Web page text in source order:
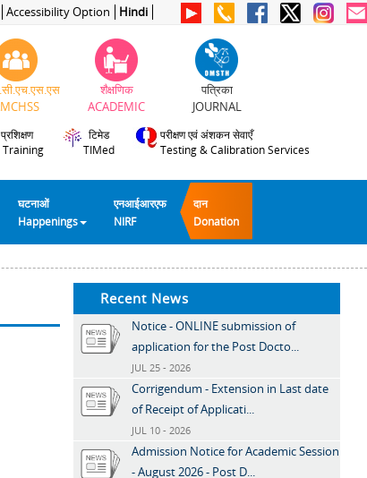
Accessibility Option Hindi
शैक्षणिक
ACADEMIC
पत्रिका
JOURNAL
Training
टिमेड
TIMed
परीक्षण एवं अंशकन सेवाएँ
Testing & Calibration Services
घटनाओं
Happenings
एनआईआरएफ
NIRF
दान
Donation
Recent News
Notice - ONLINE submission of
application for the Post Docto...
JUL 25 - 2026
Corrigendum - Extension in Last date
of Receipt of Applicati...
JUL 10 - 2026
Admission Notice for Academic Session
- August 2026 - Post D...